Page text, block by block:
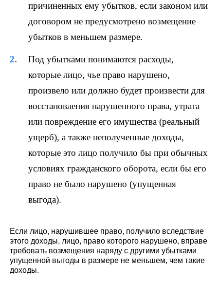
причиненных ему убытков, если законом или
договором не предусмотрено возмещение
убытков в меньшем размере.
Под убытками понимаются расходы,
которые лицо, чье право нарушено,
произвело или должно будет произвести для
восстановления нарушенного права, утрата
или повреждение его имущества (реальный
ущерб), а также неполученные доходы,
которые это лицо получило бы при обычных
условиях гражданского оборота, если бы его
право не было нарушено (упущенная
выгода).
Если лицо, нарушившее право, получило вследствие
этого доходы, лицо, право которого нарушено, вправе
требовать возмещения наряду с другими убытками
упущенной выгоды в размере не меньшем, чем такие
доходы.